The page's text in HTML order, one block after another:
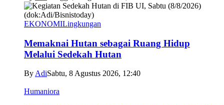
EKONOMILingkungan
Memaknai Hutan sebagai Ruang Hidup
Melalui Sedekah Hutan
By AdiSabtu, 8 Agustus 2026, 12:40
Humaniora